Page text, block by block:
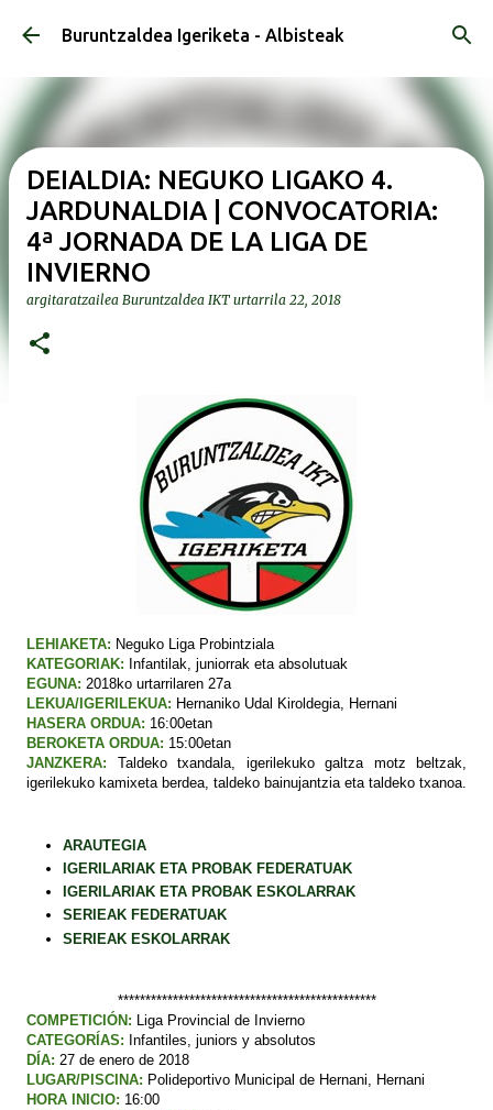
Saltatu eta joan eduki nagusira
Buruntzaldea Igeriketa - Albisteak
DEIALDIA: NEGUKO LIGAKO 4.
JARDUNALDIA | CONVOCATORIA:
4ª JORNADA DE LA LIGA DE
INVIERNO
argitaratzailea Buruntzaldea IKT urtarrila 22, 2018
LEHIAKETA: Neguko Liga Probintziala
KATEGORIAK: Infantilak, juniorrak eta absolutuak
EGUNA: 2018ko urtarrilaren 27a
LEKUA/IGERILEKUA: Hernaniko Udal Kiroldegia, Hernani
HASERA ORDUA: 16:00etan
BEROKETA ORDUA: 15:00etan
JANZKERA:
Taldeko txandala, igerilekuko galtza motz beltzak,
igerilekuko kamixeta berdea, taldeko bainujantzia eta taldeko txanoa.
ARAUTEGIA
IGERILARIAK ETA PROBAK FEDERATUAK
IGERILARIAK ETA PROBAK ESKOLARRAK
SERIEAK FEDERATUAK
SERIEAK ESKOLARRAK
***********************************************
COMPETICIÓN : Liga Provincial de Invierno
CATEGORÍAS: Infantiles, juniors y absolutos
DÍA: 27 de enero de 2018
LUGAR/PISCINA: Polideportivo Municipal de Hernani, Hernani
HORA INICIO: 16:00